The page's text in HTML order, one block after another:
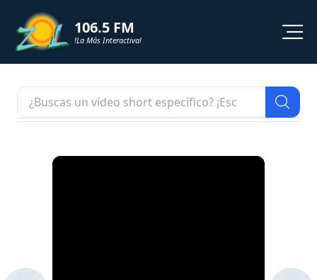
106.5 FM
!La Más Interactiva!
NOTICIAS
ZOL TV